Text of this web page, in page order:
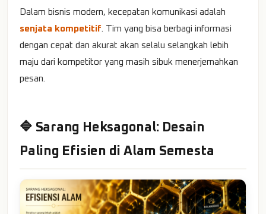
Dalam bisnis modern, kecepatan komunikasi adalah
senjata kompetitif . Tim yang bisa berbagi informasi
dengan cepat dan akurat akan selalu selangkah lebih
maju dari kompetitor yang masih sibuk menerjemahkan
pesan.
🔷 Sarang Heksagonal: Desain
Paling Efisien di Alam Semesta